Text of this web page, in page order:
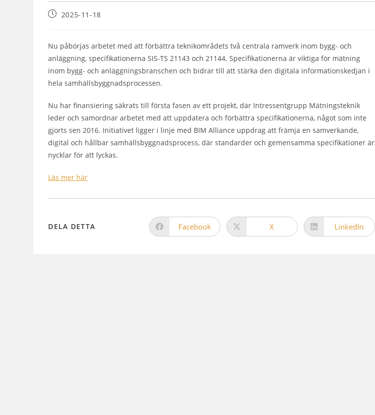
2025-11-18
Nu påbörjas arbetet med att förbättra teknikområdets två centrala ramverk inom bygg- och
anläggning, specifikationerna SIS-TS 21143 och 21144. Specifikationerna är viktiga för mätning
inom bygg- och anläggningsbranschen och bidrar till att stärka den digitala informationskedjan i
hela samhällsbyggnadsprocessen.
Nu har finansiering säkrats till första fasen av ett projekt, där Intressentgrupp Mätningsteknik
leder och samordnar arbetet med att uppdatera och förbättra specifikationerna, något som inte
gjorts sen 2016. Initiativet ligger i linje med BIM Alliance uppdrag att främja en samverkande,
digital och hållbar samhällsbyggnadsprocess, där standarder och gemensamma specifikationer är
nycklar för att lyckas.
Läs mer här
DELA DETTA Facebook X LinkedIn